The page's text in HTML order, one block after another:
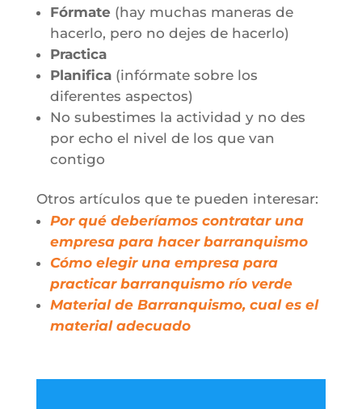
Fórmate(hay muchas maneras de
hacerlo, pero no dejes de hacerlo)
Practica
Planifica(infórmate sobre los
diferentes aspectos)
No subestimes la actividad y no des
por echo el nivel de los que van
contigo
Otros artículos que te pueden interesar:
Por qué deberíamos contratar una
empresa para hacer barranquismo
Cómo elegir una empresa para
practicar barranquismo río verde
Material de Barranquismo, cual es el
material adecuado